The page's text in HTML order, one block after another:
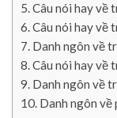
Câu nói hay về
Câu nói hay về
Danh ngôn về
Câu nói hay về
Danh ngôn về
Danh ngôn về